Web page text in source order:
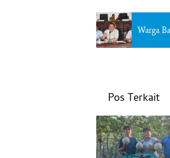
Warga
Pos Terkait